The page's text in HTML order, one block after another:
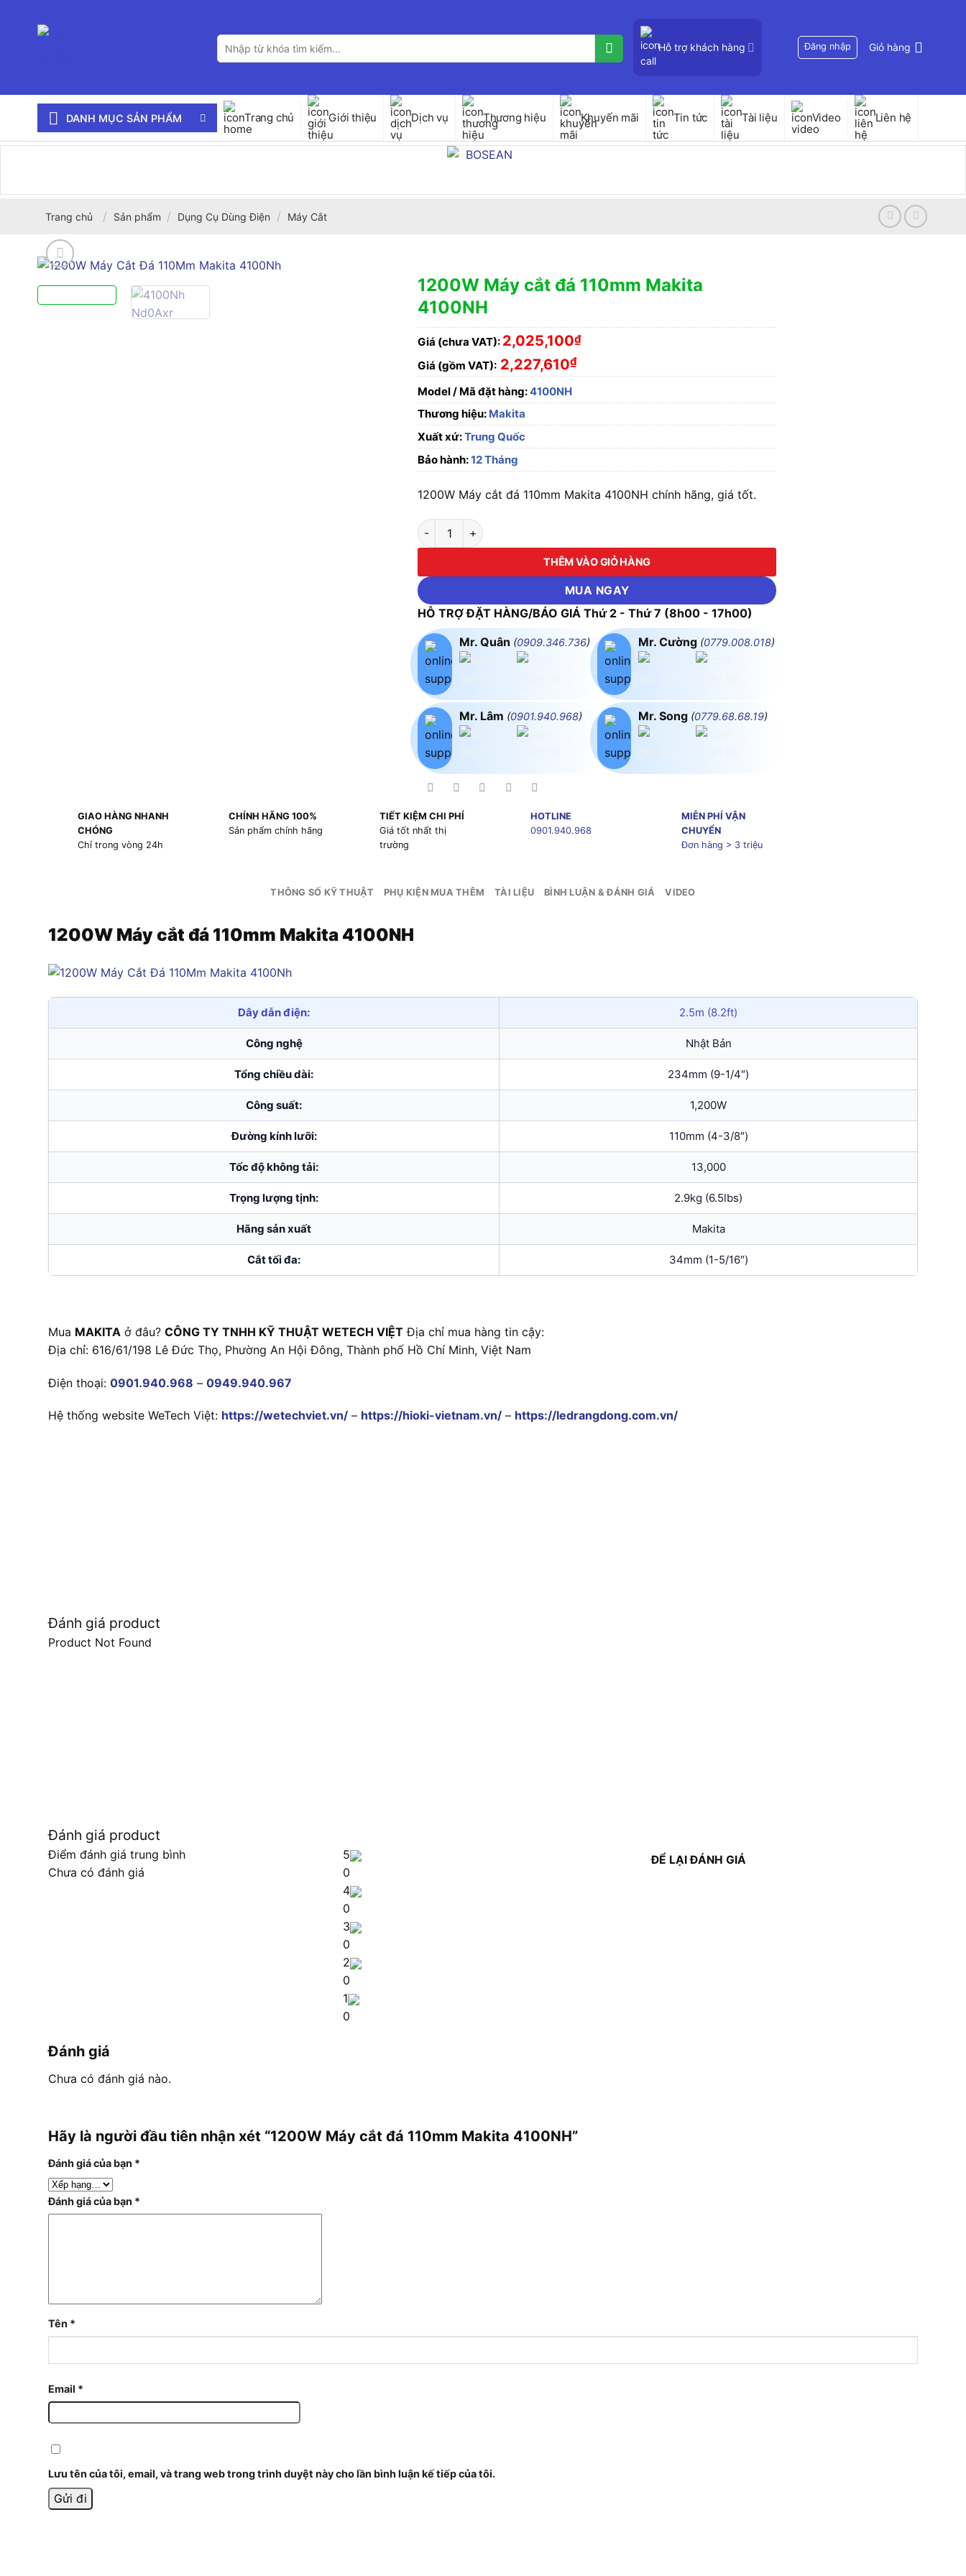
Tìm
kiếm:
Hỗ trợ khách hàng Đăng nhập Giỏ hàng
DANH MỤC SẢN PHẨM Trang chủ Giới thiệu Dịch vụ Thương hiệu Khuyến mãi Tin tức Tài liệu Video Liên hệ
Trang chủ / Sản phẩm / Dụng Cụ Dùng Điện / Máy Cắt
1200W Máy cắt đá 110mm Makita
4100NH
Giá (chưa VAT): 2,025,100₫
Giá (gồm VAT): 2,227,610₫
Model / Mã đặt hàng:4100NH
Thương hiệu: Makita
Xuất xứ:Trung Quốc
Bảo hành:12 Tháng
1200W Máy cắt đá 110mm Makita 4100NH chính hãng, giá tốt.
1200W Máy cắt đá 110mm Makita 4100NH số lượng
THÊM VÀO GIỎ HÀNG
MUA NGAY
HỖ TRỢ ĐẶT HÀNG/BÁO GIÁ Thứ 2 - Thứ 7 (8h00 - 17h00)
Mr. Quân (0909.346.736)
Mr. Lâm (0901.940.968)
Mr. Cường (0779.008.018)
Mr. Song (0779.68.68.19)
GIAO HÀNG NHANH
CHÓNG
Chỉ trong vòng 24h
CHÍNH HÃNG 100%
Sản phẩm chính hãng
TIẾT KIỆM CHI PHÍ
Giá tốt nhất thị
trường
HOTLINE
0901.940.968
MIỄN PHÍ VẬN
CHUYỂN
Đơn hàng > 3 triệu
THÔNG SỐ KỸ THUẬT PHỤ KIỆN MUA THÊM TÀI LIỆU BÌNH LUẬN & ĐÁNH GIÁ VIDEO
1200W Máy cắt đá 110mm Makita 4100NH
Dây dẫn điện: 2.5m (8.2ft)
Công nghệ Nhật Bản
Tổng chiều dài: 234mm (9-1/4″)
Công suất: 1,200W
Đường kính lưỡi: 110mm (4-3/8″)
Tốc độ không tải: 13,000
Trọng lượng tịnh: 2.9kg (6.5lbs)
Hãng sản xuất Makita
Cắt tối đa: 34mm (1-5/16″)
Mua MAKITA ở đâu? CÔNG TY TNHH KỸ THUẬT WETECH VIỆT Địa chỉ mua hàng tin cậy:
Địa chỉ: 616/61/198 Lê Đức Thọ, Phường An Hội Đông, Thành phố Hồ Chí Minh, Việt Nam
Điện thoại: 0901.940.968 – 0949.940.967
Hệ thống website WeTech Việt: https://wetechviet.vn/ – https://hioki-vietnam.vn/ – https://ledrangdong.com.vn/
Đánh giá product
Product Not Found
Đánh giá product
Điểm đánh giá trung bình
Chưa có đánh giá
5
0
4
0
3
0
2
0
1
0
ĐỂ LẠI ĐÁNH GIÁ
Đánh giá
Chưa có đánh giá nào.
Hãy là người đầu tiên nhận xét “1200W Máy cắt đá 110mm Makita 4100NH”
Đánh giá của bạn *
Đánh giá của bạn *
Tên *
Email *
Lưu tên của tôi, email, và trang web trong trình duyệt này cho lần bình luận kế tiếp của tôi.